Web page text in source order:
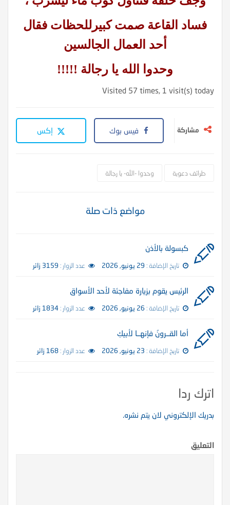
فساد القاعة صمت كبيرللحظات فقال
أحد العمال الجالسين
وحدوا الله يا رجالة !!!!!
Visited 57 times, 1 visit(s) today
مشاركة فيس بوك إكس
طرائف دعوية وحدوا -الله- يا رجالة
مواضع ذات صلة
كبسولة بالأذن
تاريخ الإضافة : 29 يونيو, 2026 عدد الزوار : 3159 زائر
الرئيس يقوم بزيارة مفاجئة لأحد الأسواق
تاريخ الإضافة : 26 يونيو, 2026 عدد الزوار :1834 زائر
أما القــرونُ فإنهــا لأبيكِ
تاريخ الإضافة : 23 يونيو, 2026 عدد الزوار :168 زائر
اترك ردا
بدريك الإلكتروني لان يتم نشره.
التعليق